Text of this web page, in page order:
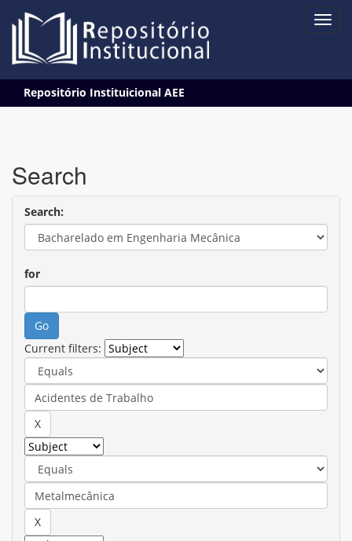
navigation
Repositório Instituicional AEE
Search
Search:
for
Current filters: